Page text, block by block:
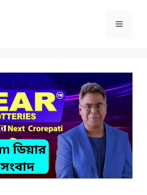
Menu